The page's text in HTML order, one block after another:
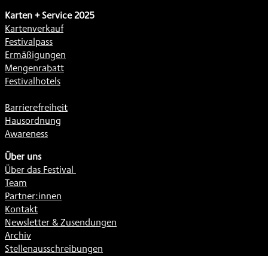
Karten + Service 2025
Kartenverkauf
Festivalpass
Ermäßigungen
Mengenrabatt
Festivalhotels
Barrierefreiheit
Hausordnung
Awareness
Über uns
Über das Festival
Team
Partner:innen
Kontakt
Newsletter & Zusendungen
Archiv
Stellenausschreibungen